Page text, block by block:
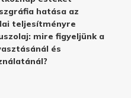
hatása az
teljesítményre
mire figyeljünk a
és